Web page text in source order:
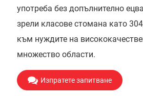
употреба без допълнително
зрели класове стомана като
към нуждите на
множество области.
Изпратете запитване